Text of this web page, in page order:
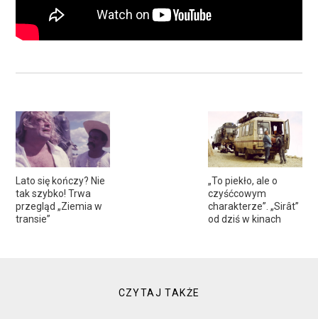
Lato się kończy? Nie
tak szybko! Trwa
przegląd „Ziemia w
transie”
„To piekło, ale o
czyśćcowym
charakterze”. „Sirât”
od dziś w kinach
CZYTAJ TAKŻE